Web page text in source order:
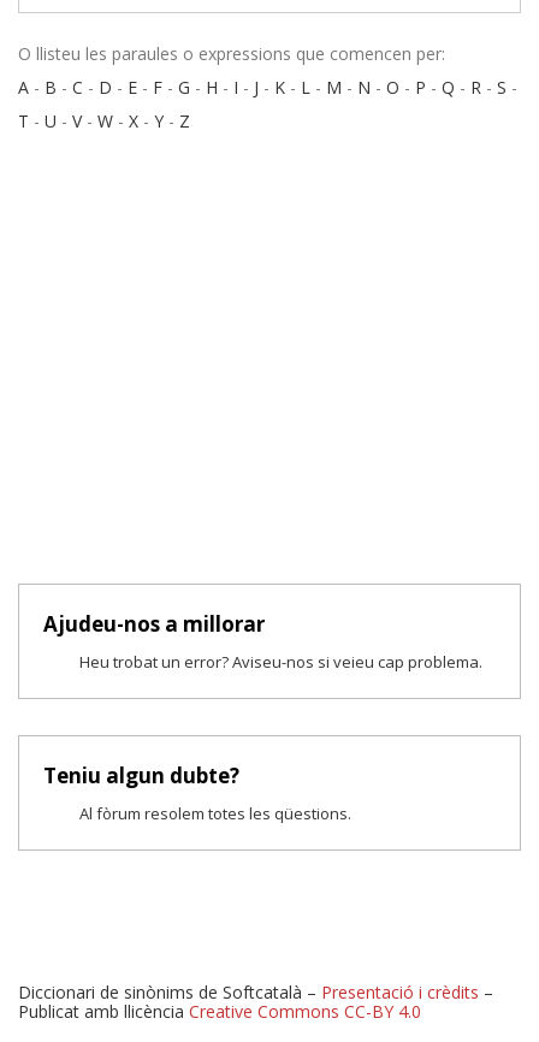
O llisteu les paraules o expressions que comencen per:
A - B - C - D - E - F - G - H - I - J - K - L - M - N - O - P - Q - R - S -
T - U - V- W - X - Y - Z
Ajudeu-nos a millorar
Heu trobat un error? Aviseu-nos si veieu cap problema.
Teniu algun dubte?
Al fòrum resolem totes les qüestions.
Diccionari de sinònims de Softcatalà – Presentació i crèdits –
Publicat amb llicència Creative Commons CC-BY 4.0